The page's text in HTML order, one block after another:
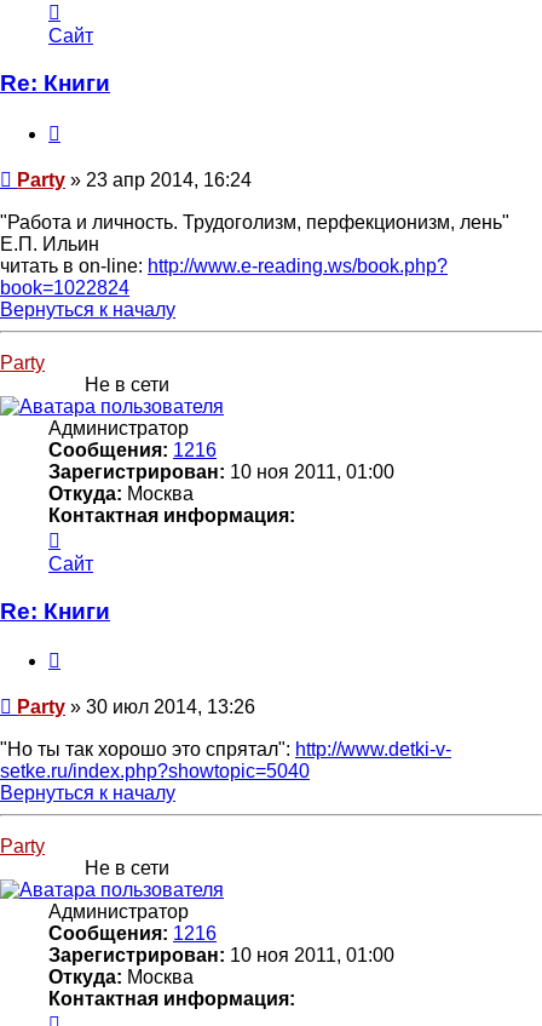
информация
Party
Сайт
Re: Книги
Сообщение
Party » 23 апр 2014, 16:24
"Работа и личность. Трудоголизм, перфекционизм, лень"
Е.П. Ильин
читать в on-line: http://www.e-reading.ws/book.php?
book=1022824
Вернуться к началу
Party
Не в сети
Администратор
Сообщения: 1216
Зарегистрирован: 10 ноя 2011, 01:00
Откуда: Москва
Контактная информация:
информация
пользователя
Сайт
Re: Книги
Сообщение
Party » 30 июл 2014, 13:26
"Но ты так хорошо это спрятал": http://www.detki-v-
setke.ru/index.php?showtopic=5040
Вернуться к началу
Party
Не в сети
Администратор
Сообщения: 1216
Зарегистрирован: 10 ноя 2011, 01:00
Откуда: Москва
Контактная информация: